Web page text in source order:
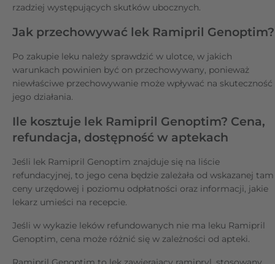
rzadziej występujących skutków ubocznych.
Jak przechowywać lek Ramipril Genoptim?
Po zakupie leku należy sprawdzić w ulotce, w jakich
warunkach powinien być on przechowywany, ponieważ
niewłaściwe przechowywanie może wpływać na skuteczność
jego działania.
Ile kosztuje lek Ramipril Genoptim? Cena,
refundacja, dostępność w aptekach
Jeśli lek Ramipril Genoptim znajduje się na liście
refundacyjnej, to jego cena będzie zależała od wskazanej tam
ceny urzędowej i poziomu odpłatności oraz informacji, jakie
lekarz umieści na recepcie.
Jeśli w wykazie leków refundowanych nie ma leku Ramipril
Genoptim, cena może różnić się w zależności od apteki.